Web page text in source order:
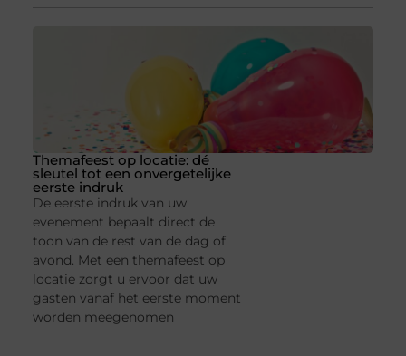
Themafeest op locatie: dé
sleutel tot een onvergetelijke
eerste indruk
De eerste indruk van uw
evenement bepaalt direct de
toon van de rest van de dag of
avond. Met een themafeest op
locatie zorgt u ervoor dat uw
gasten vanaf het eerste moment
worden meegenomen